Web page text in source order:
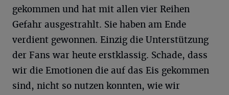
gekommen und hat mit allen vier Reihen
Gefahr ausgestrahlt. Sie haben am Ende
verdient gewonnen. Einzig die Unterstützung
der Fans war heute erstklassig. Schade, dass
wir die Emotionen die auf das Eis gekommen
sind, nicht so nutzen konnten, wie wir